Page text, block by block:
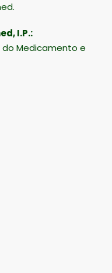
I.P.:
do Medicamento e